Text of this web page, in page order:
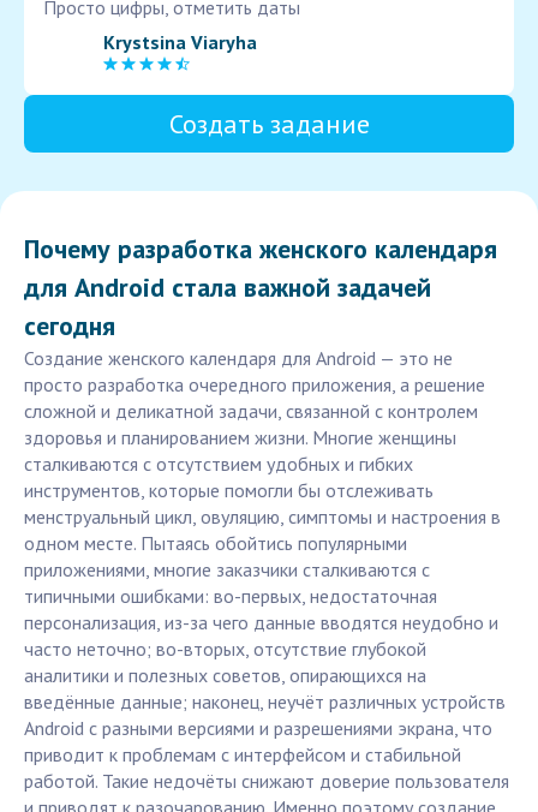
Просто цифры, отметить даты
Krystsina Viaryha
Создать задание
Почему разработка женского календаря
для Android стала важной задачей
сегодня
Создание женского календаря для Android — это не
просто разработка очередного приложения, а решение
сложной и деликатной задачи, связанной с контролем
здоровья и планированием жизни. Многие женщины
сталкиваются с отсутствием удобных и гибких
инструментов, которые помогли бы отслеживать
менструальный цикл, овуляцию, симптомы и настроения в
одном месте. Пытаясь обойтись популярными
приложениями, многие заказчики сталкиваются с
типичными ошибками: во-первых, недостаточная
персонализация, из-за чего данные вводятся неудобно и
часто неточно; во-вторых, отсутствие глубокой
аналитики и полезных советов, опирающихся на
введённые данные; наконец, неучёт различных устройств
Android с разными версиями и разрешениями экрана, что
приводит к проблемам с интерфейсом и стабильной
работой. Такие недочёты снижают доверие пользователя